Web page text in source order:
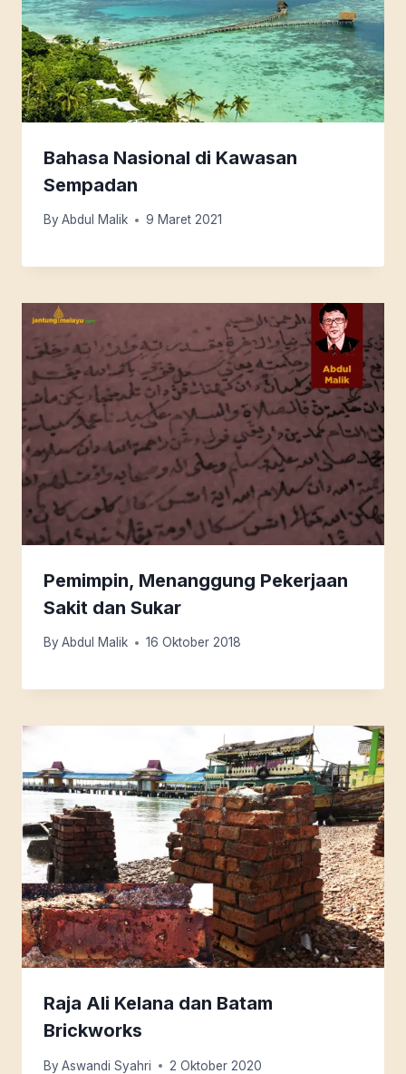
Bahasa Nasional di Kawasan
Sempadan
By Abdul Malik 9 Maret 2021
Pemimpin, Menanggung Pekerjaan
Sakit dan Sukar
By Abdul Malik 16 Oktober 2018
Raja Ali Kelana dan Batam
Brickworks
By Aswandi Syahri 2 Oktober 2020